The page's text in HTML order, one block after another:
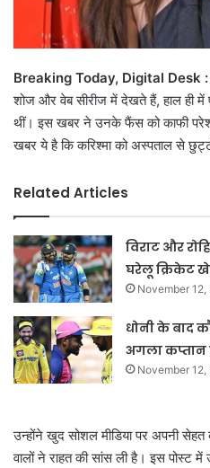
Breaking Today, Digital Desk
शोज और वेब सीरीज में देखते हैं, हाल ही में
थीं। इस खबर ने उनके फैंस को काफी
खबर ये है कि करिश्मा को अस्पताल से
Related Articles
विराट और
घरेलू क्रिकेट
November 12,
धोनी के बाद
अगला कप्तान
November 12,
उन्होंने खुद सोशल मीडिया पर अपनी
वालों ने राहत की सांस ली है। इस पोस्ट